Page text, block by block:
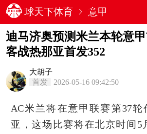
球天下体育 意甲
迪马济奥预测米兰本轮意
客战热那亚首发352
大胡子
首发
2026-05-16 09:42:50
AC米兰将在意甲联赛第37轮
亚，这场比赛将在北京时间5